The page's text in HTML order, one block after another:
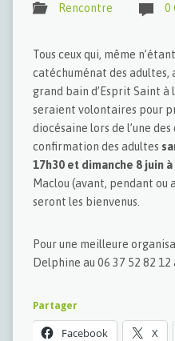
Rencontre 0
Tous ceux qui, même
catéchuménat des
grand bain d’Esprit Saint à
seraient volontaires pour
diocésaine lors de l’une
confirmation des adultes
17h30 et dimanche 8 juin à
Maclou (avant, pendant ou
seront les bienvenus.
Pour une meilleure
Delphine au 06 37 52 82 12
Partager
Facebook X